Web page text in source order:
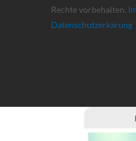
Rechte vorbehalten.
Datenschutzerkärung